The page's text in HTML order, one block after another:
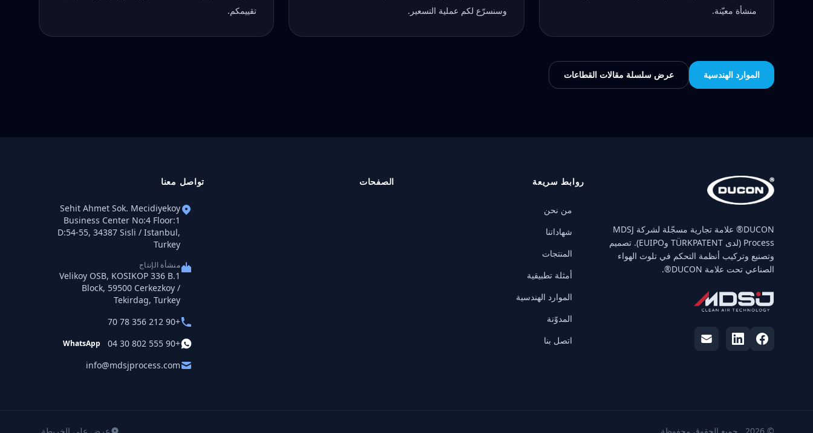
منشأة معيّنة.
وسنسرّع لكم عملية التسعير.
تقييمكم.
الموارد الهندسية عرض سلسلة مقالات القطاعات
‏DUCON® علامة تجارية مسجّلة لشركة MDSJ
Process (لدى TÜRKPATENT وEUIPO). تصميم
وتصنيع وتركيب أنظمة التحكم في تلوث الهواء
الصناعي تحت علامة DUCON®.
روابط سريعة
من نحن
شهاداتنا
المنتجات
أمثلة تطبيقية
الموارد الهندسية
المدوّنة
اتصل بنا
الصفحات تواصل معنا
Sehit Ahmet Sok. Mecidiyekoy
Business Center No:4 Floor:1
D:54-55, 34387 Sisli / Istanbul,
Turkey
منشأة الإنتاج
Velikoy OSB, KOSIKOP 336 B.1
Block, 59500 Cerkezkoy /
Tekirdag, Turkey
+90 212 356 78 70
+90 555 802 30 04
WhatsApp
info@mdsjprocess.com